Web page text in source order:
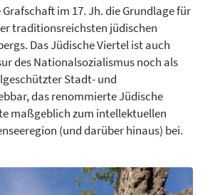
im 17. Jh. die Grundlage für
traditionsreichsten jüdischen
Das Jüdische Viertel ist auch
des Nationalsozialismus noch als
Stadt- und
das renommierte Jüdische
maßgeblich zum intellektuellen
(und darüber hinaus) bei.